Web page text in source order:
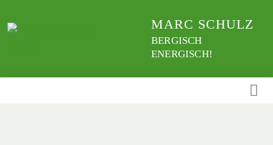
zum
MARC SCHULZ
BERGISCH
ENERGISCH!